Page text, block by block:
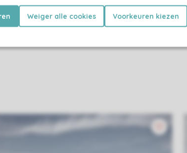
Weiger alle cookies Voorkeuren kiezen